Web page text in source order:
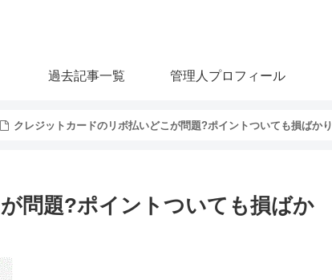
過去記事一覧 管理人プロフィール
クレジットカードのリボ払いどこが問題?ポイントついても損ばかり
問題?ポイントついても損ばか